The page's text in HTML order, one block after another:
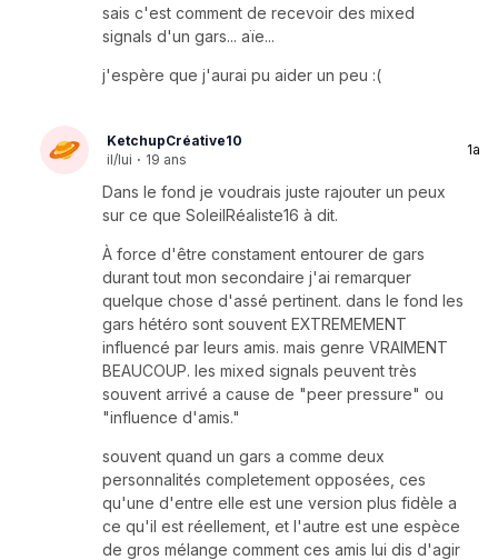
sais c'est comment de recevoir des mixed
signals d'un gars... aïe...
j'espère que j'aurai pu aider un peu :(
KetchupCréative10
il/lui · 19 ans
1a
Dans le fond je voudrais juste rajouter un peux
sur ce que SoleilRéaliste16 à dit.
À force d'être constament entourer de gars
durant tout mon secondaire j'ai remarquer
quelque chose d'assé pertinent. dans le fond les
gars hétéro sont souvent EXTREMEMENT
influencé par leurs amis. mais genre VRAIMENT
BEAUCOUP. les mixed signals peuvent très
souvent arrivé a cause de "peer pressure" ou
"influence d'amis."
souvent quand un gars a comme deux
personnalités completement opposées, ces
qu'une d'entre elle est une version plus fidèle a
ce qu'il est réellement, et l'autre est une espèce
de gros mélange comment ces amis lui dis d'agir